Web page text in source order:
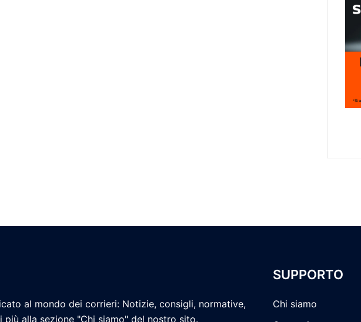
al mondo dei corrieri: Notizie, consigli, normative,
alla sezione "Chi siamo" del nostro sito.
SUPPORTO
Chi siamo